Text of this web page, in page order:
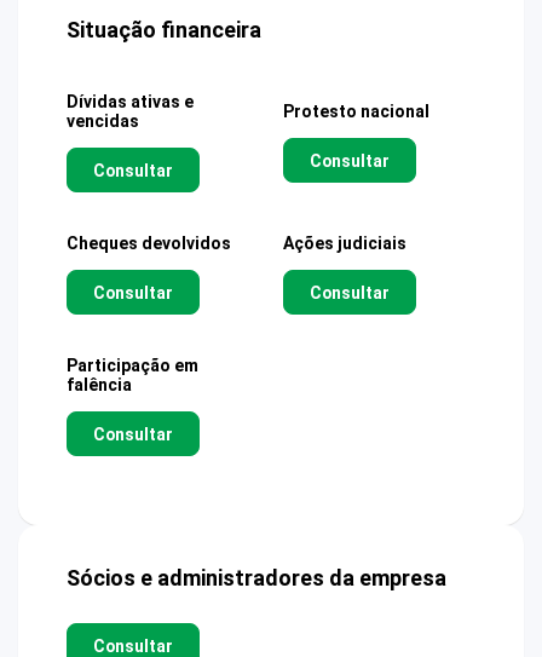
Situação financeira
Dívidas ativas e
vencidas
Consultar
Protesto nacional
Consultar
Cheques devolvidos
Consultar
Ações judiciais
Consultar
Participação em
falência
Consultar
Sócios e administradores da empresa
Consultar